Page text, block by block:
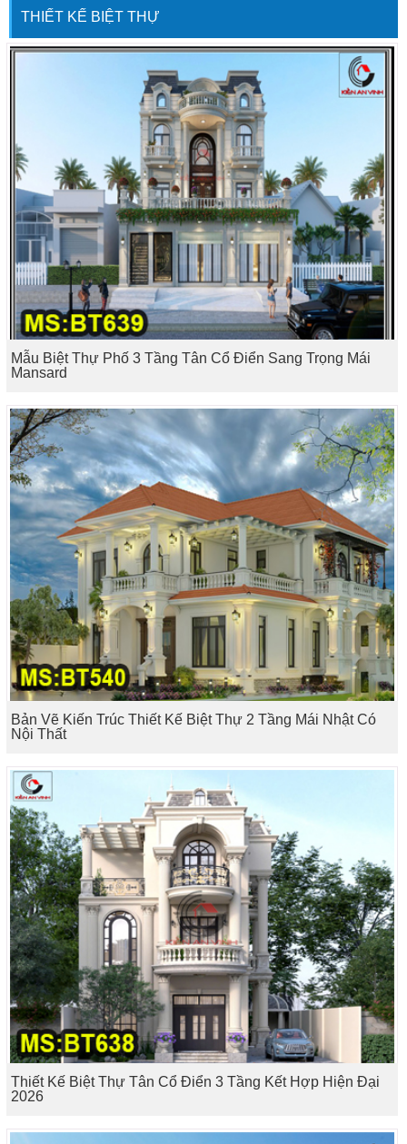
THIẾT KẾ BIỆT THỰ
Mẫu Biệt Thự Phố 3 Tầng Tân Cổ Điển Sang Trọng Mái
Mansard
Bản Vẽ Kiến Trúc Thiết Kế Biệt Thự 2 Tầng Mái Nhật Có
Nội Thất
Thiết Kế Biệt Thự Tân Cổ Điển 3 Tầng Kết Hợp Hiện Đại
2026